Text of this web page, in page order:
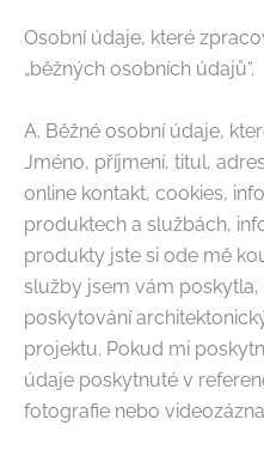
Osobní údaje, které
„běžných osobních údajů“.
A. Běžné osobní údaje,
Jméno, příjmení, titul,
online kontakt, cookies,
produktech a službách,
produkty jste si ode mě
služby jsem vám
poskytování
projektu. Pokud mi
údaje poskytnuté v
fotografie nebo